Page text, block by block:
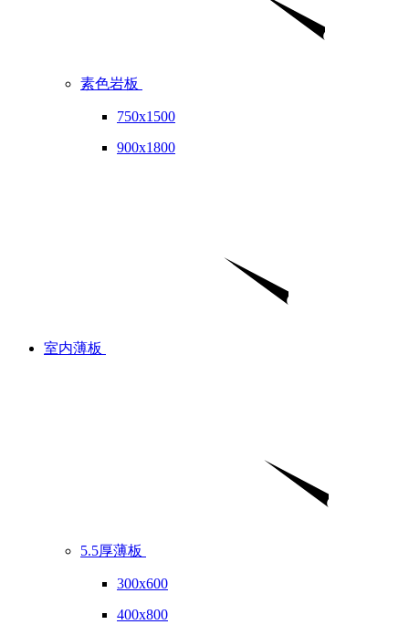
素色岩板
750x1500
900x1800
室内薄板
5.5厚薄板
300x600
400x800